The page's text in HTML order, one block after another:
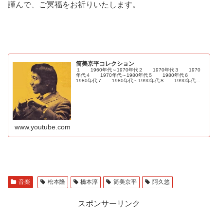
謹んで、ご冥福をお祈りいたします。
筒美京平コレクション
１ 1960年代～1970年代２ 1970年代３ 1970
年代４ 1970年代～1980年代５ 1980年代６
1980年代７ 1980年代～1990年代８ 1990年代
www.youtube.com
音楽 松本隆 橋本淳 筒美京平 阿久悠
スポンサーリンク